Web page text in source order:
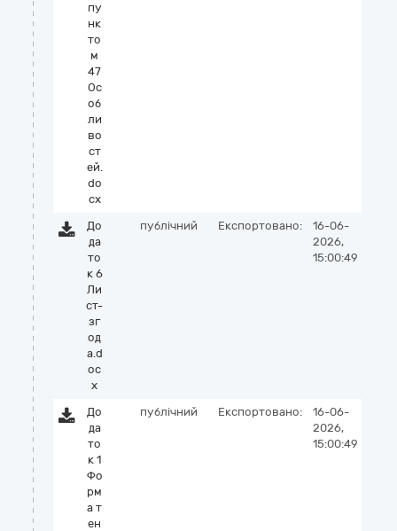
пу
нк
то
м
47
Ос
об
ли
во
ст
ей.
do
cx
До
да
то
к 6
Ли
ст-
зг
од
а.d
oc
x
публічний Експортовано:
16-06-
2026,
15:00:49
До
да
то
к 1
Фо
рм
а т
ен
публічний Експортовано:
16-06-
2026,
15:00:49